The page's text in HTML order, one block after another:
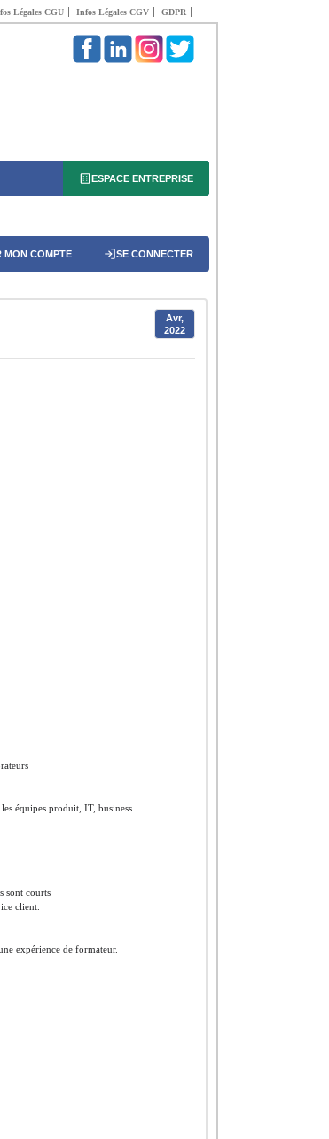
Légales CGU Infos Légales CGV GDPR
ESPACE ENTREPRISE
MON COMPTE SE CONNECTER
Avr,
2022
équipes produit, IT, business
sont courts
client.
expérience de formateur.